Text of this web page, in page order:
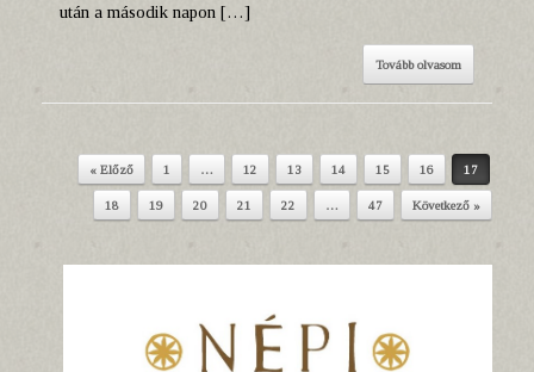
után a második napon […]
Tovább olvasom
Post navigation
« Előző 1 … 12 13 14 15 16 17
18 19 20 21 22 … 47 Következő »